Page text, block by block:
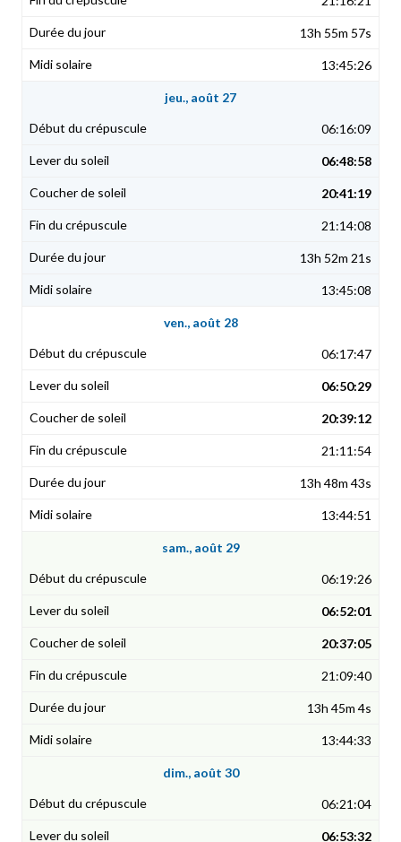
13h 55m 57s
13:45:26
jeu., août 27
06:16:09
06:48:58
20:41:19
21:14:08
13h 52m 21s
13:45:08
ven., août 28
06:17:47
06:50:29
20:39:12
21:11:54
13h 48m 43s
13:44:51
sam., août 29
06:19:26
06:52:01
20:37:05
21:09:40
13h 45m 4s
13:44:33
dim., août 30
06:21:04
06:53:32